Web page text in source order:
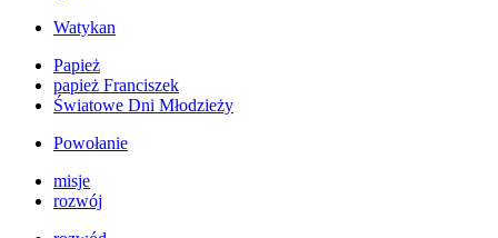
Watykan
Papież
papież Franciszek
Światowe Dni Młodzieży
Powołanie
misje
rozwój